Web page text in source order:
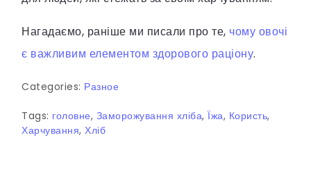
Нагадаємо, раніше ми писали про те, чому овочі
є важливим елементом здорового раціону.
Categories: Разное
Tags: головне, Заморожування хліба, Їжа, Користь,
Харчування, Хліб